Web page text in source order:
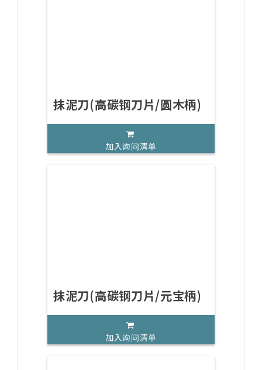
抹泥刀(高碳钢刀片/圆木柄)
加入询问清单
抹泥刀(高碳钢刀片/元宝柄)
加入询问清单